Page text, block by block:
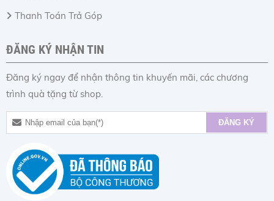
Thanh Toán Trả Góp
ĐĂNG KÝ NHẬN TIN
Đăng ký ngay để nhận thông tin khuyến mãi, các chương
trình quà tặng từ shop.